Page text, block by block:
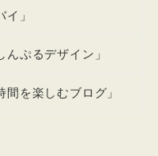
」
ぷるデザイン」
を楽しむブログ」